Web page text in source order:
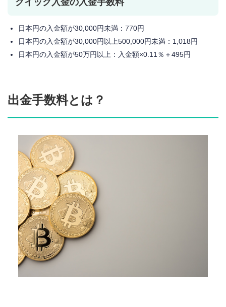
日本円の入金額が30,000円未満：770円
日本円の入金額が30,000円以上500,000円未満：1,018円
日本円の入金額が50万円以上：入金額×0.11％＋495円
出金手数料とは？